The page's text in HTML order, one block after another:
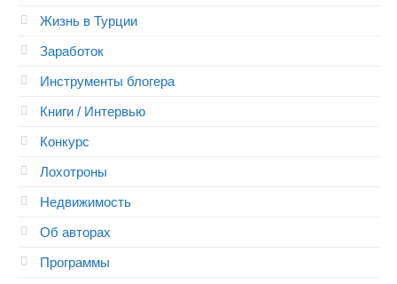
Жизнь в Турции
Заработок
Инструменты блогера
Книги / Интервью
Конкурс
Лохотроны
Недвижимость
Об авторах
Программы